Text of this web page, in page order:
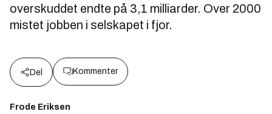
overskuddet endte på 3,1 milliarder. Over 2000
mistet jobben i selskapet i fjor.
Del Kommenter
Frode Eriksen